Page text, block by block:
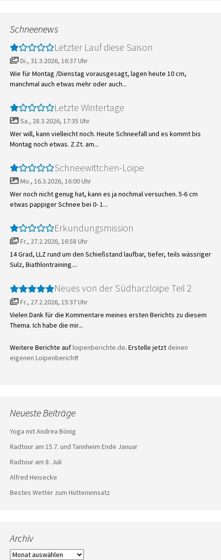
Schneenews
Letzter Lauf diese Saison
Di., 31.3.2026, 16:37 Uhr
Wie für Montag /Dienstag vorausgesagt, lagen heute 10 cm,
manchmal auch etwas mehr oder auch...
Letzte Wintertage
Sa., 28.3.2026, 17:35 Uhr
Wer will, kann vielleicht noch. Heute Schneefall und es kommt bis
Montag noch etwas. Z.Zt. am...
Schneewittchen-Loipe
Mo., 16.3.2026, 16:00 Uhr
Wer noch nicht genug hat, kann es ja nochmal versuchen. 5-6 cm
etwas pappiger Schnee bei 0- 1...
Erkundungsmission
Fr., 27.2.2026, 16:58 Uhr
14 Grad, LLZ rund um den Schießstand laufbar, tiefer, teils wässriger
Sulz, Biathlontraining....
Neues von der Südharzloipe Teil 2
Fr., 27.2.2026, 15:37 Uhr
Vielen Dank für die Kommentare meines ersten Berichts zu diesem
Thema. Ich habe die mir...
Weitere Berichte aufloipenberichte.de. Erstelle jetzt deinen
eigenen Loipenbericht!
Neueste Beiträge
Yoga mit Andrea Bönig
Radtour am 15.7. und Tannheim Ende Januar
Radtour am 8. Juli
Alfred Heisecke
Bestes Wetter zum Hütteneinsatz
Archiv
Archiv